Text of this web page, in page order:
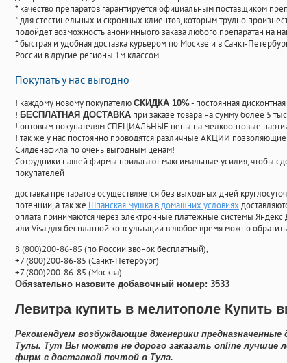
* качество препаратов гарантируется официальным поставщиком
* для стестинельных и скромных клиентов, которым трудно
подойдет возможность анонимныого заказа любого препаратан на
* быстрая и удобная доставка курьером по Москве и в Санкт-
России в другие регионы 1м классом
Покупать у нас выгодно
! каждому новому покупателю СКИДКА 10%- постоянная
! БЕСПЛАТНАЯ ДОСТАВКА при заказе товара на сумму более 5
! оптовым покупателям СПЕЦИАЛЬНЫЕ цены на мелкооптовые
! так же у нас постоянно проводятся различные АКЦИИ
Силденафила по очень выгодным ценам!
Cотрудники нашей фирмы прилагают максимальные усилия, чтобы
покупателей
доставка препаратов осуществляется без выходных дней
потенции, а так же Шпанская мушка в домашних условиях
оплата принимаются через электронные платежные системы Яндекс
или Visa для бесплатной консультации в любое время можно
8(800)200-86-85 (по России звонок бесплатный),
+7(800)200-86-85 (Санкт-Петербург)
+7(800)200-86-85 (Москва)
Обязательно назовите добавочный номер: 3533
Левитра купить в мелитополе Купить
Рекомендуем возбуждающие дженерики
Тулы. Тут Вы можете не дорого заказать online лучшие
фирм с доставкой почтой в Тула.